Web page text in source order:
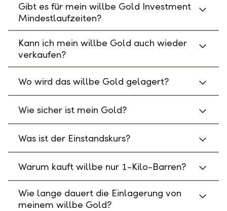
Gibt es für mein willbe Gold Investment
Mindestlaufzeiten?
Kann ich mein willbe Gold auch wieder
verkaufen?
Wo wird das willbe Gold gelagert?
Wie sicher ist mein Gold?
Was ist der Einstandskurs?
Warum kauft willbe nur 1-Kilo-Barren?
Wie lange dauert die Einlagerung von
meinem willbe Gold?